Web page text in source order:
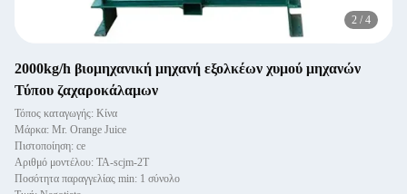
2 / 4
2000kg/h βιομηχανική μηχανή εξολκέων χυμού μηχανών
Τύπου ζαχαροκάλαμων
Τόπος καταγωγής: Κίνα
Μάρκα: Mr. Orange Juice
Πιστοποίηση: ce
Αριθμό μοντέλου: TA-scjm-2T
Ποσότητα παραγγελίας min: 1 σύνολο